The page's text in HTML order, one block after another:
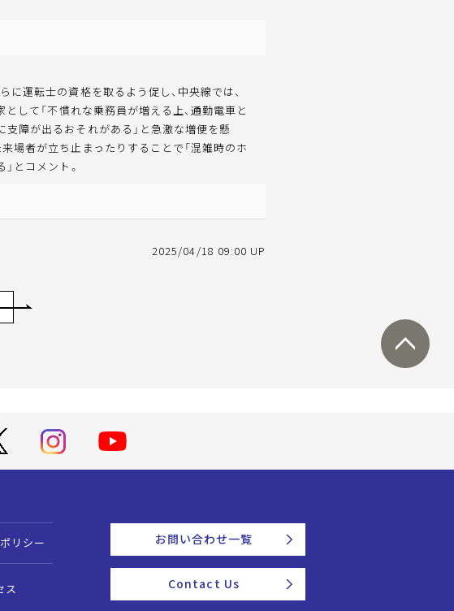
運転士の資格を取るよう促し、中央線では、
して「不慣れな乗務員が増える上、通勤電車と
障が出るおそれがある」と急激な増便を懸
場者が立ち止まったりすることで「混雑時のホ
とコメント。
2025/04/18 09:00 UP
リシー
ス
お問い合わせ一覧
Contact Us